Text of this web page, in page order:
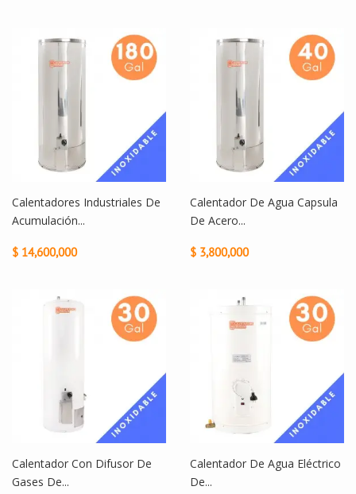
Calentadores Industriales De
Acumulación...
$ 14,600,000
Calentador De Agua Capsula
De Acero...
$ 3,800,000
Calentador Con Difusor De
Gases De...
Calentador De Agua Eléctrico
De...